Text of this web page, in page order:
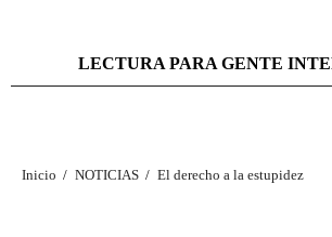
LECTURA PARA GENTE
Inicio NOTICIAS El derecho a la estupidez